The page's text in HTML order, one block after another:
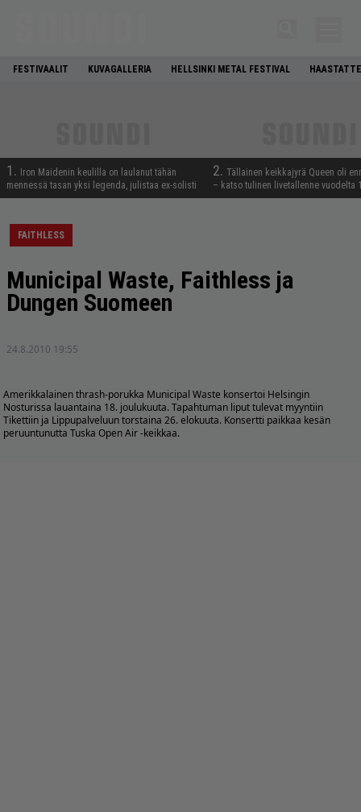
FESTIVAALIT KUVAGALLERIA HELLSINKI METAL FESTIVAL
1.
Iron Maidenin keulilla on laulanut tähän
mennessä tasan yksi legenda, julistaa ex-solisti
2. Tällainen keikkajyrä Queen oli
– katso tulinen livetallenne vuodelta
FAITHLESS
Municipal Waste, Faithless ja
Dungen Suomeen
24.8.2010 19:55
Amerikkalainen thrash-porukka Municipal Waste konsertoi Helsingin
Nosturissa lauantaina 18. joulukuuta. Tapahtuman liput tulevat myyntiin
Tikettiin ja Lippupalveluun torstaina 26. elokuuta. Konsertti paikkaa kesän
peruuntunutta Tuska Open Air -keikkaa.